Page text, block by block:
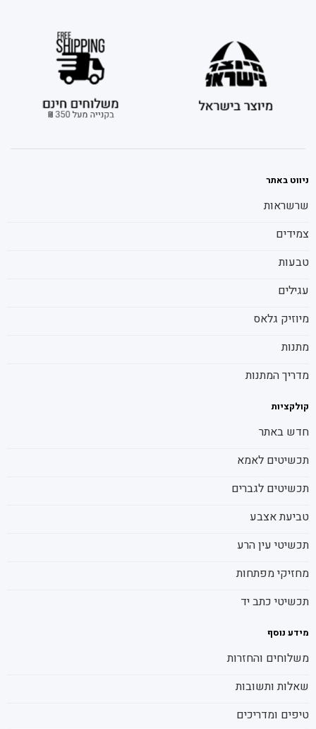
ניווט באתר
שרשראות
צמידים
טבעות
עגילים
מיוזיק גלאס
מתנות
מדריך המתנות
קולקציות
חדש באתר
תכשיטים לאמא
תכשיטים לגברים
טביעת אצבע
תכשיטי עין הרע
מחזיקי מפתחות
תכשיטי כתב יד
מידע נוסף
משלוחים והחזרות
שאלות ותשובות
טיפים ומדריכים